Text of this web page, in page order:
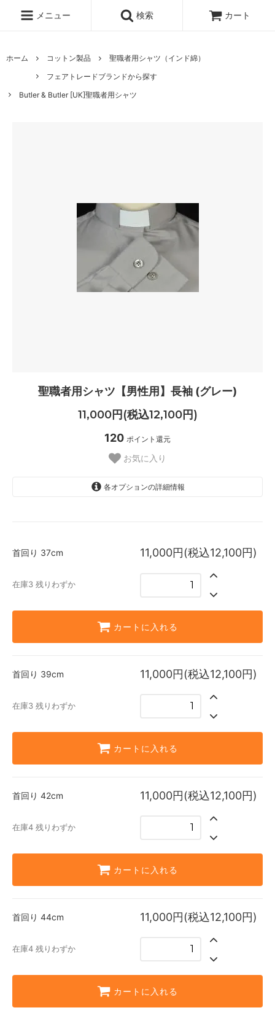
メニュー 検索 カート
ホーム コットン製品
聖職者用シャツ（インド綿）
フェアトレードブランドから探す
Butler & Butler [UK]聖職者用シャツ
聖職者用シャツ【男性用】長袖 (グレー)
11,000円(税込12,100円)
120 ポイント還元
お気に入り
各オプションの詳細情報
在庫3 残りわずか
在庫4 残りわずか
首回り 37cm 11,000円(税込12,100円)
在庫3 残りわずか
カートに入れる
首回り 39cm 11,000円(税込12,100円)
在庫3 残りわずか
カートに入れる
首回り 42cm 11,000円(税込12,100円)
在庫4 残りわずか
カートに入れる
首回り 44cm 11,000円(税込12,100円)
在庫4 残りわずか
カートに入れる